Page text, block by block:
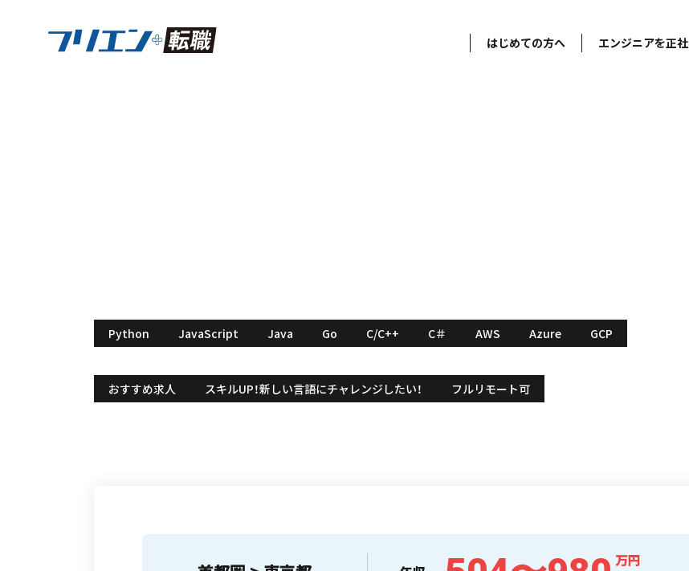
はじめての方へ エンジニアを正
Python JavaScript Java Go C/C++ C＃ AWS Azure GCP
おすすめ求人 スキルUP！新しい言語にチャレンジしたい！ フルリモート可
万円